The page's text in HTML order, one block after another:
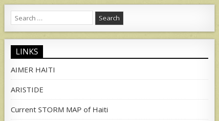
Search
for:
LINKS
AIMER HAITI
ARISTIDE
Current STORM MAP of Haiti